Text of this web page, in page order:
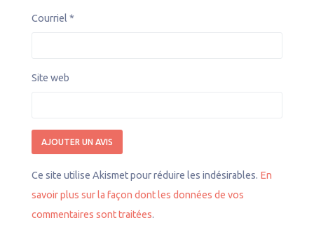
Courriel *
Site web
Ce site utilise Akismet pour réduire les indésirables. En
savoir plus sur la façon dont les données de vos
commentaires sont traitées.